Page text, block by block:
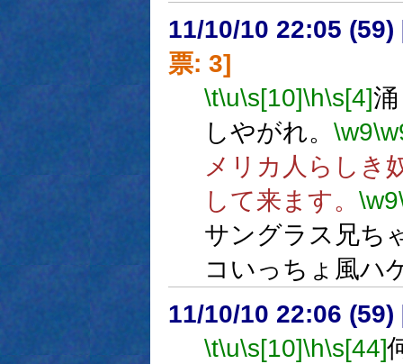
11/10/10 22:05 (59)
票: 3]
\t\u\s[10]\h\s[4]
しやがれ。 \w9
メリカ人らしき
して来ます。 \w9
サングラス兄ち
コいっちょ風ハ
11/10/10 22:06 (59)
\t\u\s[10]\h\s[44]